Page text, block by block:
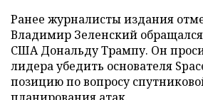
Ранее журналисты издания
Владимир Зеленский
США Дональду Трампу. Он
лидера убедить основателя
позицию по вопросу